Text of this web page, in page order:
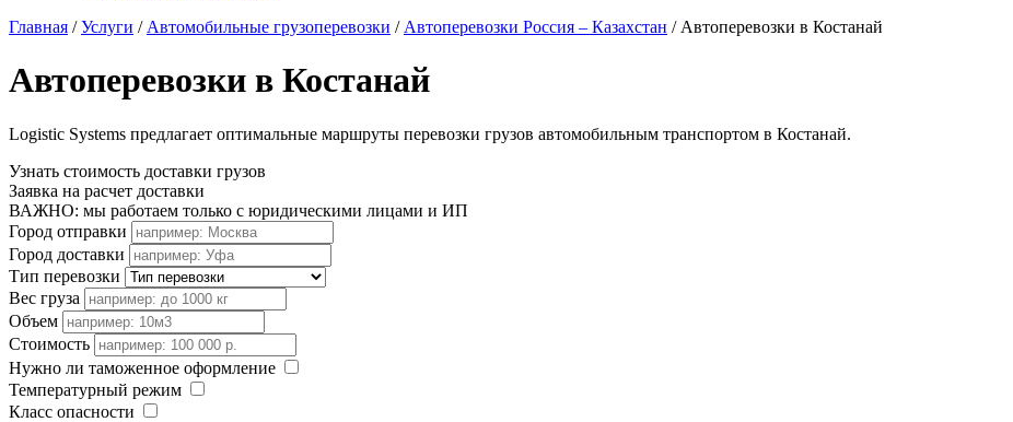
Главная /Услуги / Автомобильные грузоперевозки / Автоперевозки Россия – Казахстан / Автоперевозки в Костанай
Автоперевозки в Костанай
Logistic Systems предлагает оптимальные маршруты перевозки грузов автомобильным транспортом в Костанай.
Узнать стоимость доставки грузов
Заявка на расчет доставки
ВАЖНО: мы работаем только с юридическими лицами и ИП
Город отправки
Город доставки
Тип перевозки
Вес груза
Объем
Стоимость
Нужно ли таможенное оформление
Температурный режим
Класс опасности